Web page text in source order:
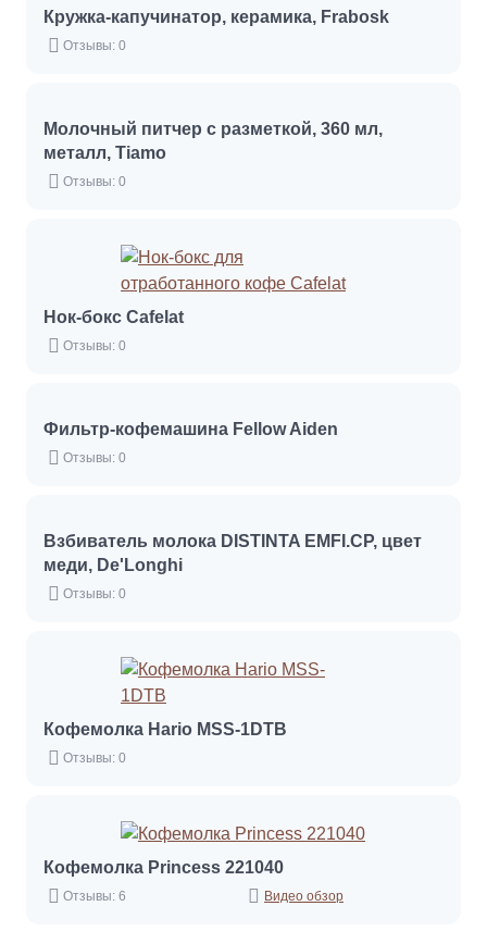
Кружка-капучинатор, керамика, Frabosk
Отзывы: 0
Молочный питчер с разметкой, 360 мл,
металл, Tiamo
Отзывы: 0
Нок-бокс Cafelat
Отзывы: 0
Фильтр-кофемашина Fellow Aiden
Отзывы: 0
Взбиватель молока DISTINTA EMFI.CP, цвет
меди, De'Longhi
Отзывы: 0
Кофемолка Hario MSS-1DTB
Отзывы: 0
Кофемолка Princess 221040
Отзывы: 6 Видео обзор